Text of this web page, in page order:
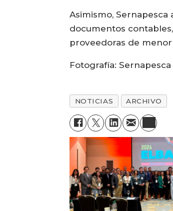
Asimismo,
documentos
proveedoras de
Fotografía: Sernapesca
NOTICIAS ARCHIVO